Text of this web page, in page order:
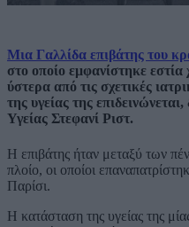
Μια Γαλλίδα επιβάτης του
στο οποίο εμφανίστηκε εστία
ύστερα από τις σχετικές
της υγείας της
Υγείας Στεφανί Ριστ.
Η επιβάτης ήταν μεταξύ των
πλοίο, οι οποίοι
Παρίσι.
Η κατάσταση της υγείας της